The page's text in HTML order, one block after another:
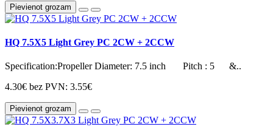
Pievienot grozam
HQ 7.5X5 Light Grey PC 2CW + 2CCW
Specification:Propeller Diameter: 7.5 inch Pitch : 5 &..
4.30€ bez PVN: 3.55€
Pievienot grozam